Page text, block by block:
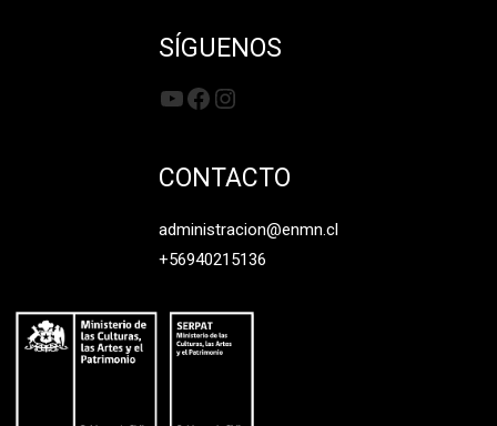
SÍGUENOS
YouTube
Facebook
Instagram
CONTACTO
administracion@enmn.cl
+56940215136